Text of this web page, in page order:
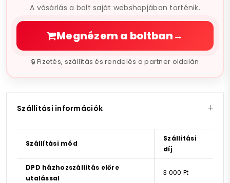
A vásárlás a bolt saját webshopjában történik.
Megnézem a boltban→
🔒 Fizetés, szállítás és rendelés a partner oldalán
Szállítási információk
Szállítási mód
Szállítási
díj
DPD házhozszállítás előre
utalással
3 000 Ft